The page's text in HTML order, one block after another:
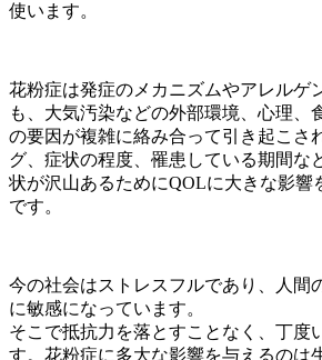
使います。
花粉症は発症のメカニズムやアレルゲ
も、大気汚染などの外部環境、心理、
の要因が複雑に絡み合って引き起こさ
グ、症状の程度、罹患している期間な
状が沢山あるためにQOLに大きな影響
です。
今の社会はストレスフルであり、人間
に敏感になっています。
そこで抵抗力を落とすことなく、丁度
す。花粉症に多大な影響を与えるのは